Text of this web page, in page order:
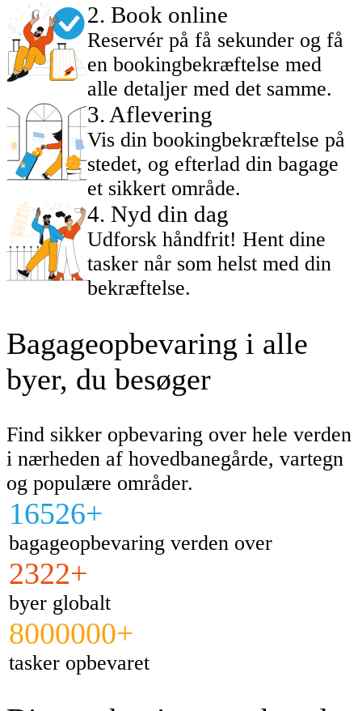
2. Book online
Reservér på få sekunder og få
en bookingbekræftelse med
alle detaljer med det samme.
3. Aflevering
Vis din bookingbekræftelse på
stedet, og efterlad din bagage
et sikkert område.
4. Nyd din dag
Udforsk håndfrit! Hent dine
tasker når som helst med din
bekræftelse.
Bagageopbevaring i alle
byer, du besøger
Find sikker opbevaring over hele verden
i nærheden af hovedbanegårde, vartegn
og populære områder.
16526+
bagageopbevaring verden over
2322+
byer globalt
8000000+
tasker opbevaret